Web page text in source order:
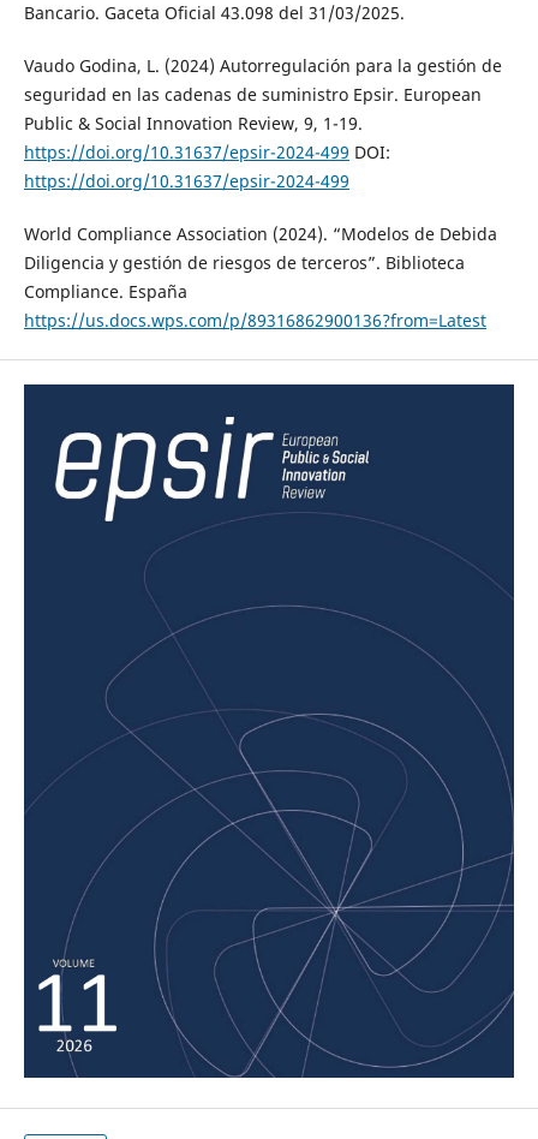
Bancario. Gaceta Oficial 43.098 del 31/03/2025.
Vaudo Godina, L. (2024) Autorregulación para la gestión de
seguridad en las cadenas de suministro Epsir. European
Public & Social Innovation Review, 9, 1-19.
https://doi.org/10.31637/epsir-2024-499 DOI:
https://doi.org/10.31637/epsir-2024-499
World Compliance Association (2024). “Modelos de Debida
Diligencia y gestión de riesgos de terceros”. Biblioteca
Compliance. España
https://us.docs.wps.com/p/89316862900136?from=Latest